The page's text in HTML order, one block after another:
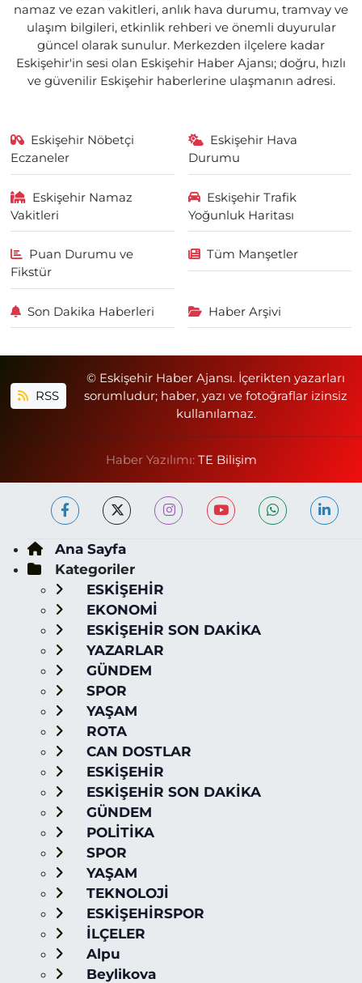
namaz ve ezan vakitleri, anlık hava durumu, tramvay ve
ulaşım bilgileri, etkinlik rehberi ve önemli duyurular
güncel olarak sunulur. Merkezden ilçelere kadar
Eskişehir'in sesi olan Eskişehir Haber Ajansı; doğru, hızlı
ve güvenilir Eskişehir haberlerine ulaşmanın adresi.
Eskişehir Nöbetçi
Eczaneler
Eskişehir Hava
Durumu
Eskişehir Namaz
Vakitleri
Eskişehir Trafik
Yoğunluk Haritası
Puan Durumu ve
Fikstür
Tüm Manşetler
Son Dakika Haberleri Haber Arşivi
RSS
© Eskişehir Haber Ajansı. İçerikten yazarları
sorumludur; haber, yazı ve fotoğraflar izinsiz
kullanılamaz.
Haber Yazılımı: TE Bilişim
Ana Sayfa
Kategoriler
ESKİŞEHİR
EKONOMİ
ESKİŞEHİR SON DAKİKA
YAZARLAR
GÜNDEM
SPOR
YAŞAM
ROTA
CAN DOSTLAR
ESKİŞEHİR
ESKİŞEHİR SON DAKİKA
GÜNDEM
POLİTİKA
SPOR
YAŞAM
TEKNOLOJİ
ESKİŞEHİRSPOR
İLÇELER
Alpu
Beylikova